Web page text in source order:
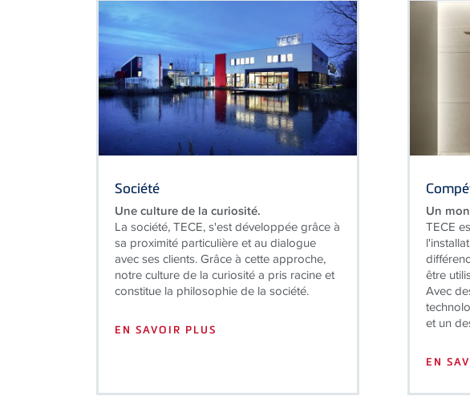
Société
Une culture de la curiosité.
sa proximité particulière et au dialogue
avec ses clients. Grâce à cette approche,
notre culture de la curiosité a pris racine et
constitue la philosophie de la société.
Un
TECE
être
Avec
et un